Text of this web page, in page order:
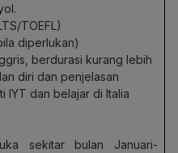
TOEFL)
diperlukan)
berdurasi kurang lebih
diri dan penjelasan
IYT dan belajar di Italia
sekitar bulan Januari-